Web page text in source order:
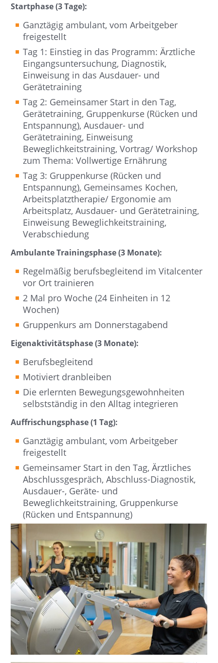
Startphase (3 Tage):
Ganztägig ambulant, vom Arbeitgeber
freigestellt
Tag 1: Einstieg in das Programm: Ärztliche
Eingangsuntersuchung, Diagnostik,
Einweisung in das Ausdauer- und
Gerätetraining
Tag 2: Gemeinsamer Start in den Tag,
Gerätetraining, Gruppenkurse (Rücken und
Entspannung), Ausdauer- und
Gerätetraining, Einweisung
Beweglichkeitstraining, Vortrag/ Workshop
zum Thema: Vollwertige Ernährung
Tag 3: Gruppenkurse (Rücken und
Entspannung), Gemeinsames Kochen,
Arbeitsplatztherapie/ Ergonomie am
Arbeitsplatz, Ausdauer- und Gerätetraining,
Einweisung Beweglichkeitstraining,
Verabschiedung
Ambulante Trainingsphase (3 Monate):
Regelmäßig berufsbegleitend im Vitalcenter
vor Ort trainieren
2 Mal pro Woche (24 Einheiten in 12
Wochen)
Gruppenkurs am Donnerstagabend
Eigenaktivitätsphase (3 Monate):
Berufsbegleitend
Motiviert dranbleiben
Die erlernten Bewegungsgewohnheiten
selbstständig in den Alltag integrieren
Auffrischungsphase (1 Tag):
Ganztägig ambulant, vom Arbeitgeber
freigestellt
Gemeinsamer Start in den Tag, Ärztliches
Abschlussgespräch, Abschluss-Diagnostik,
Ausdauer-, Geräte- und
Beweglichkeitstraining, Gruppenkurse
(Rücken und Entspannung)